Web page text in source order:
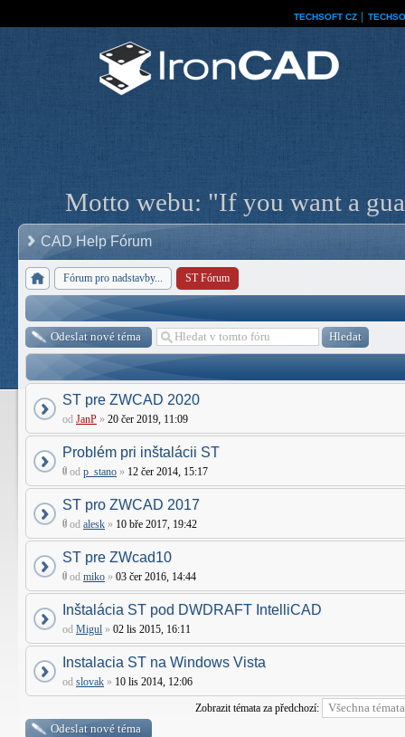
TECHSOFT CZ
Motto webu: "If you want a
CAD Help Fórum
Fórum pro nadstavby... ST Fórum
Odeslat nové téma
ST pre ZWCAD 2020
od JanP » 20 čer 2019, 11:09
Problém pri inštalácii ST
od p_stano » 12 čer 2014, 15:17
ST pro ZWCAD 2017
od alesk » 10 bře 2017, 19:42
ST pre ZWcad10
od miko » 03 čer 2016, 14:44
Inštalácia ST pod DWDRAFT IntelliCAD
od Migul » 02 lis 2015, 16:11
Instalacia ST na Windows Vista
od slovak » 10 lis 2014, 12:06
Zobrazit témata za předchozí:
Odeslat nové téma